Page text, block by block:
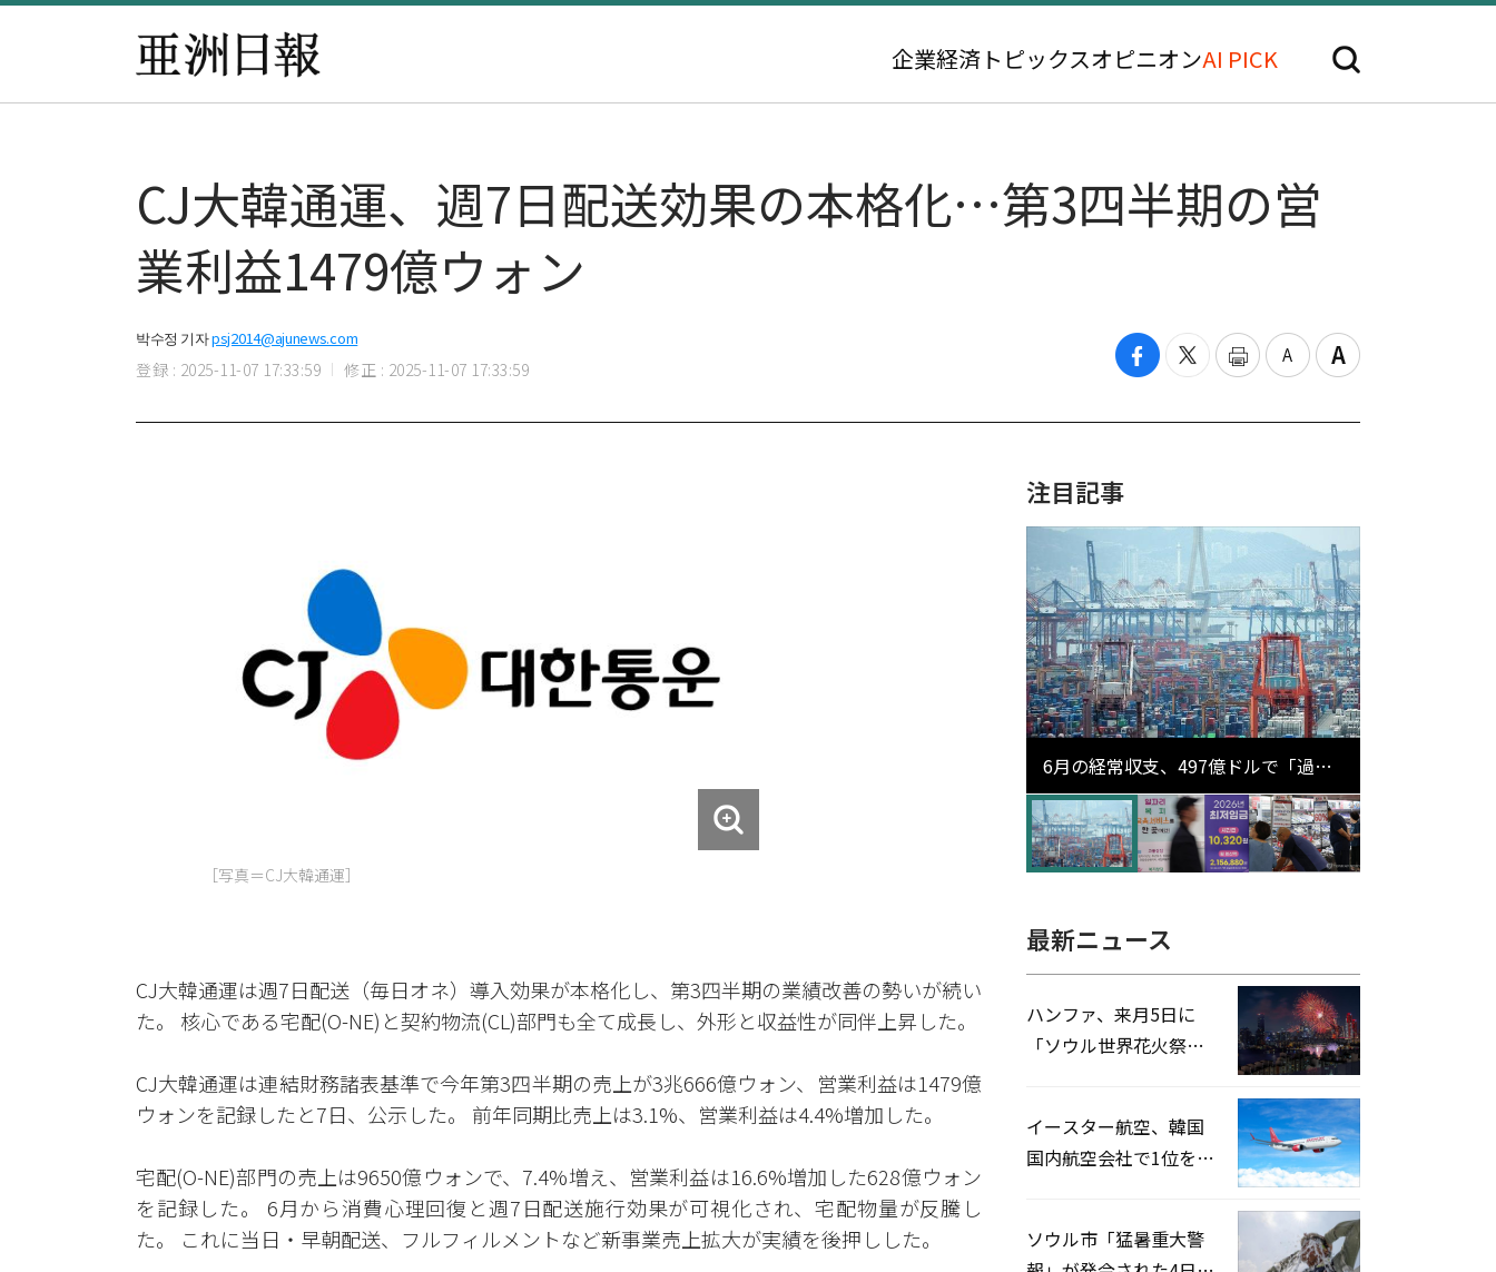
企業経済 トピックスオピニオンAI PICK
CJ大韓通運、週7日配送効果の本格化…第3四半期の営
業利益1479億ウォン
박수정 기자psj2014@ajunews.com
登録 : 2025-11-07 17:33:59 修正 : 2025-11-07 17:33:59
［写真＝CJ大韓通運］
CJ大韓通運は週7日配送（毎日オネ）導入効果が本格化し、第3四半期の業績改善の勢いが続い
た。 核心である宅配(O-NE)と契約物流(CL)部門も全て成長し、外形と収益性が同伴上昇した。
CJ大韓通運は連結財務諸表基準で今年第3四半期の売上が3兆666億ウォン、営業利益は1479億
ウォンを記録したと7日、公示した。 前年同期比売上は3.1%、営業利益は4.4%増加した。
宅配(O-NE)部門の売上は9650億ウォンで、7.4%増え、営業利益は16.6%増加した628億ウォン
を記録した。 6月から消費心理回復と週7日配送施行効果が可視化され、宅配物量が反騰し
た。 これに当日・早朝配送、フルフィルメントなど新事業売上拡大が実績を後押しした。
注目記事
6月の経常収支、497億ドルで「過去
最大」…輸出が初の1000億ドル突破
最新ニュース
ハンファ、来月5日に
「ソウル世界花火祭り
イースター航空、韓国
国内航空会社で1位を記
ソウル市「猛暑重大警